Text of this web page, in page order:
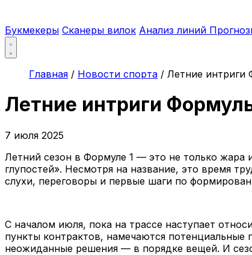
Букмекеры Сканеры вилок Анализ линий
Главная / Новости спорта / Летние интриги
Летние интриги
7 июля 2025
Летний сезон в Формуле 1 — это не только жара
глупостей». Несмотря на название, это время
слухи, переговоры и первые шаги по
С началом июля, пока на трассе наступает
пункты контрактов, намечаются
неожиданные решения — в порядке вещей. И